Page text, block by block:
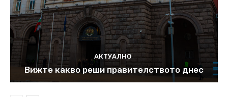
АКТУАЛНО
Вижте какво реши правителството днес